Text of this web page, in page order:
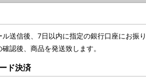
送信後、7日以内に指定の銀行口座にお振
認後、商品を発送致します。
ド決済